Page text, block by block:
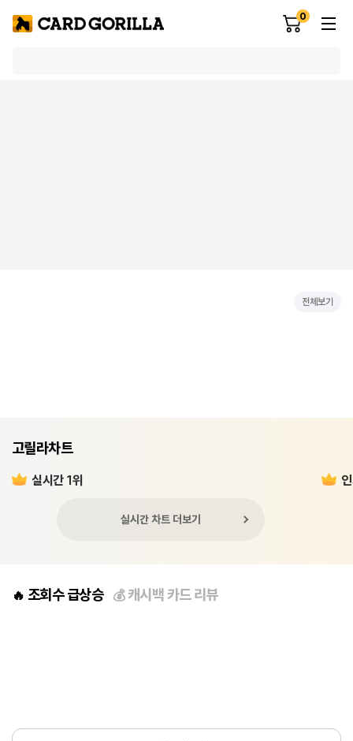
0
전체보기
고릴라차트
실시간 1위
실시간 차트 더보기
🔥 조회수 급상승 💰캐시백 카드 리뷰